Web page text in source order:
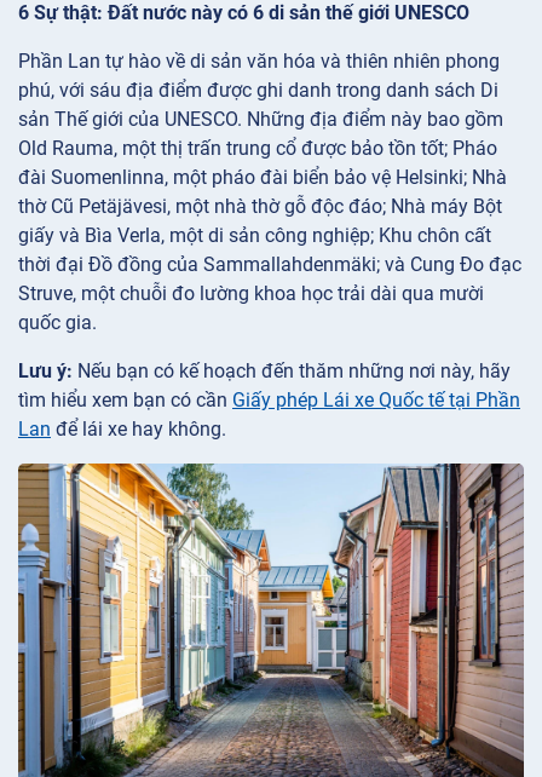
6 Sự thật: Đất nước này có 6 di sản thế giới UNESCO
Phần Lan tự hào về di sản văn hóa và thiên nhiên phong
phú, với sáu địa điểm được ghi danh trong danh sách Di
sản Thế giới của UNESCO. Những địa điểm này bao gồm
Old Rauma, một thị trấn trung cổ được bảo tồn tốt; Pháo
đài Suomenlinna, một pháo đài biển bảo vệ Helsinki; Nhà
thờ Cũ Petäjävesi, một nhà thờ gỗ độc đáo; Nhà máy Bột
giấy và Bìa Verla, một di sản công nghiệp; Khu chôn cất
thời đại Đồ đồng của Sammallahdenmäki; và Cung Đo đạc
Struve, một chuỗi đo lường khoa học trải dài qua mười
quốc gia.
Lưu ý: Nếu bạn có kế hoạch đến thăm những nơi này, hãy
tìm hiểu xem bạn có cần Giấy phép Lái xe Quốc tế tại Phần
Lan để lái xe hay không.